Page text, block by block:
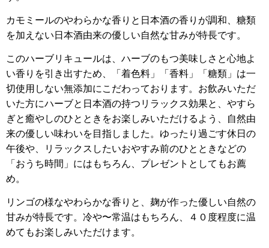
カモミールのやわらかな香りと日本酒の香りが調和、糖類
を加えない日本酒由来の優しい自然な甘みが特長です。
このハーブリキュールは、ハーブのもつ美味しさと心地よ
い香りを引き出すため、「着色料」「香料」「糖類」は一
切使用しない無添加にこだわっております。お飲みいただ
いた方にハーブと日本酒の持つリラックス効果と、やすら
ぎと癒やしのひとときをお楽しみいただけるよう、自然由
来の優しい味わいを目指しました。ゆったり過ごす休日の
午後や、リラックスしたいおやすみ前のひとときなどの
「おうち時間」にはもちろん、プレゼントとしてもお薦
め。
リンゴの様なやわらかな香りと、麹が作った優しい自然の
甘みが特長です。冷や〜常温はもちろん、４０度程度に温
めてもお楽しみいただけます。